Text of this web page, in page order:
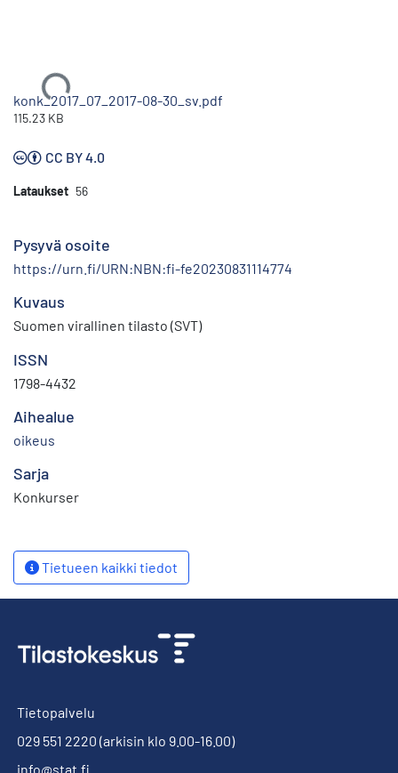
Ladataan...
konk_2017_07_2017-08-30_sv.pdf
115.23 KB
CC BY 4.0
Lataukset 56
Pysyvä osoite
https://urn.fi/URN:NBN:fi-fe20230831114774
Kuvaus
Suomen virallinen tilasto (SVT)
ISSN
1798-4432
Aihealue
oikeus
Sarja
Konkurser
Tietueen kaikki tiedot
Tietopalvelu
029 551 2220 (arkisin klo 9.00-16.00)
info@stat.fi